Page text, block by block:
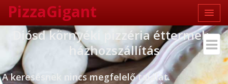
PizzaGigant
Diósd környéki pizzéria éttermek -
házhozszállítás
A keresésnek nincs megfelelő találat.